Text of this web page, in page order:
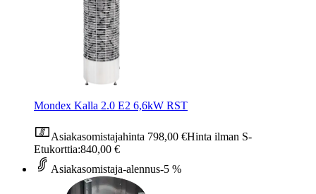
Mondex Kalla 2.0 E2 6,6kW RST
Asiakasomistajahinta 798,00 €Hinta ilman S-
Etukorttia:840,00 €
Asiakasomistaja-alennus-5 %